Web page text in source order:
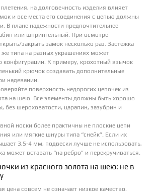
на долговечность изделия влияет
и все места его соединения с цепью должны
В плане надежности предпочтительнее
или шпрингельный. При осмотре
закрыть замок несколько раз. Застежка
же типа на разных украшениях может
конфигурации. К примеру, крохотный язычок
крючок создавать дополнительные
надевании.
поверхность недорогих цепочек из
на шею. Все элементы должны быть хорошо
без шероховатости, царапин, зазубрин и
носки более практичны не плоские цепи
или мягкие шнуры типа “снейк”. Если их
3,5-4 мм, подвески лучше не использовать,
может вставать “на ребро” и перекручиваться.
из красного золота на шею: не в
цена совсем не означает низкое качество.